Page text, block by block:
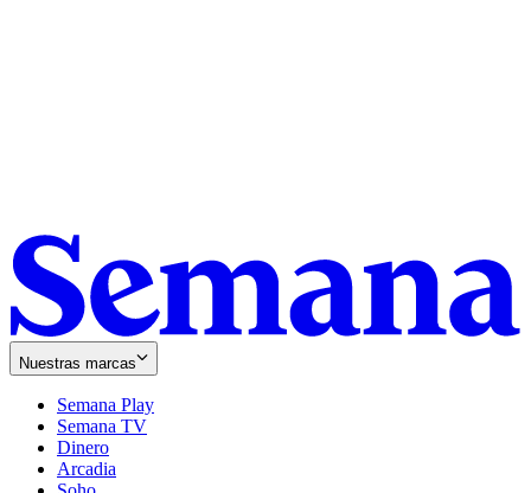
Nuestras marcas
Semana Play
Semana TV
Dinero
Arcadia